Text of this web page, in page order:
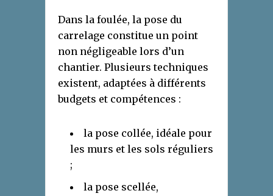
Dans la foulée, la pose du
carrelage constitue un point
non négligeable lors d’un
chantier. Plusieurs techniques
existent, adaptées à différents
budgets et compétences :
la pose collée, idéale pour
les murs et les sols réguliers
;
la pose scellée,